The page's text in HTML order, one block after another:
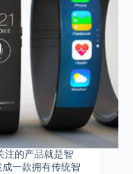
注的产品就是智
一款拥有传统智